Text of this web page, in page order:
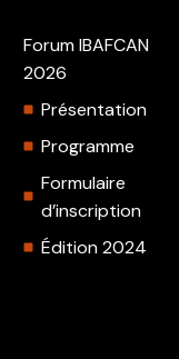
Forum IBAFCAN
2026
Présentation
Programme
Formulaire
d’inscription
Édition 2024